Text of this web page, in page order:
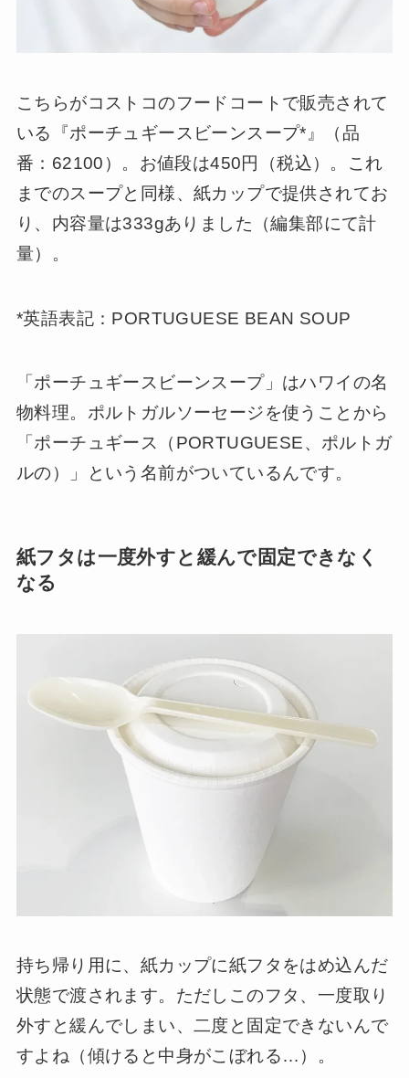
こちらがコストコのフードコートで販売されて
いる『ポーチュギースビーンスープ*』（品
番：62100）。お値段は450円（税込）。これ
までのスープと同様、紙カップで提供されてお
り、内容量は333gありました（編集部にて計
量）。
*英語表記：PORTUGUESE BEAN SOUP
「ポーチュギースビーンスープ」はハワイの名
物料理。ポルトガルソーセージを使うことから
「ポーチュギース（PORTUGUESE、ポルトガ
ルの）」という名前がついているんです。
紙フタは一度外すと緩んで固定できなく
なる
持ち帰り用に、紙カップに紙フタをはめ込んだ
状態で渡されます。ただしこのフタ、一度取り
外すと緩んでしまい、二度と固定できないんで
すよね（傾けると中身がこぼれる…）。